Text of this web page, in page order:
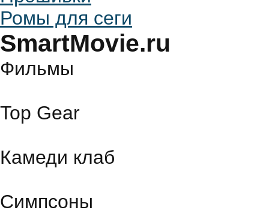
Ромы для сеги
SmartMovie.ru
Фильмы
Top Gear
Камеди клаб
Симпсоны